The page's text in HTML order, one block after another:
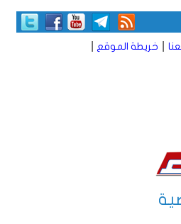
خريطة الموقع